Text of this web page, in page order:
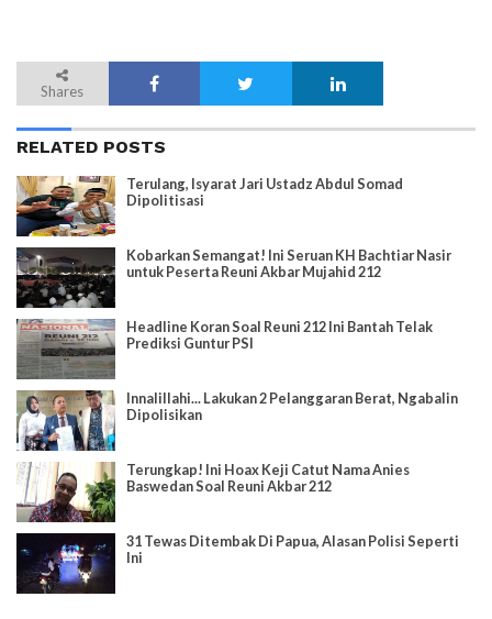
Shares
RELATED POSTS
Terulang, Isyarat Jari Ustadz Abdul Somad
Dipolitisasi
Kobarkan Semangat! Ini Seruan KH Bachtiar Nasir
untuk Peserta Reuni Akbar Mujahid 212
Headline Koran Soal Reuni 212 Ini Bantah Telak
Prediksi Guntur PSI
Innalillahi... Lakukan 2 Pelanggaran Berat, Ngabalin
Dipolisikan
Terungkap! Ini Hoax Keji Catut Nama Anies
Baswedan Soal Reuni Akbar 212
31 Tewas Ditembak Di Papua, Alasan Polisi Seperti
Ini